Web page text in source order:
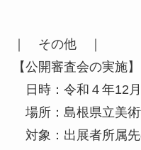
｜ その他 ｜
【公開審査会の実施】
日時：令和４年12
場所：島根県立美
対象：出展者所属